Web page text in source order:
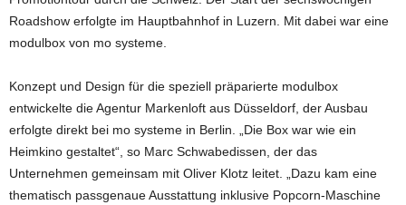
Roadshow erfolgte im Hauptbahnhof in Luzern. Mit dabei war eine
modulbox von mo systeme.
Konzept und Design für die speziell präparierte modulbox
entwickelte die Agentur Markenloft aus Düsseldorf, der Ausbau
erfolgte direkt bei mo systeme in Berlin. „Die Box war wie ein
Heimkino gestaltet“, so Marc Schwabedissen, der das
Unternehmen gemeinsam mit Oliver Klotz leitet. „Dazu kam eine
thematisch passgenaue Ausstattung inklusive Popcorn-Maschine